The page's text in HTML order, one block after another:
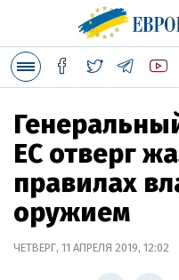
ЕС отверг
правилах
оружием
ЧЕТВЕРГ, 11 АПРЕЛЯ 2019, 12:02